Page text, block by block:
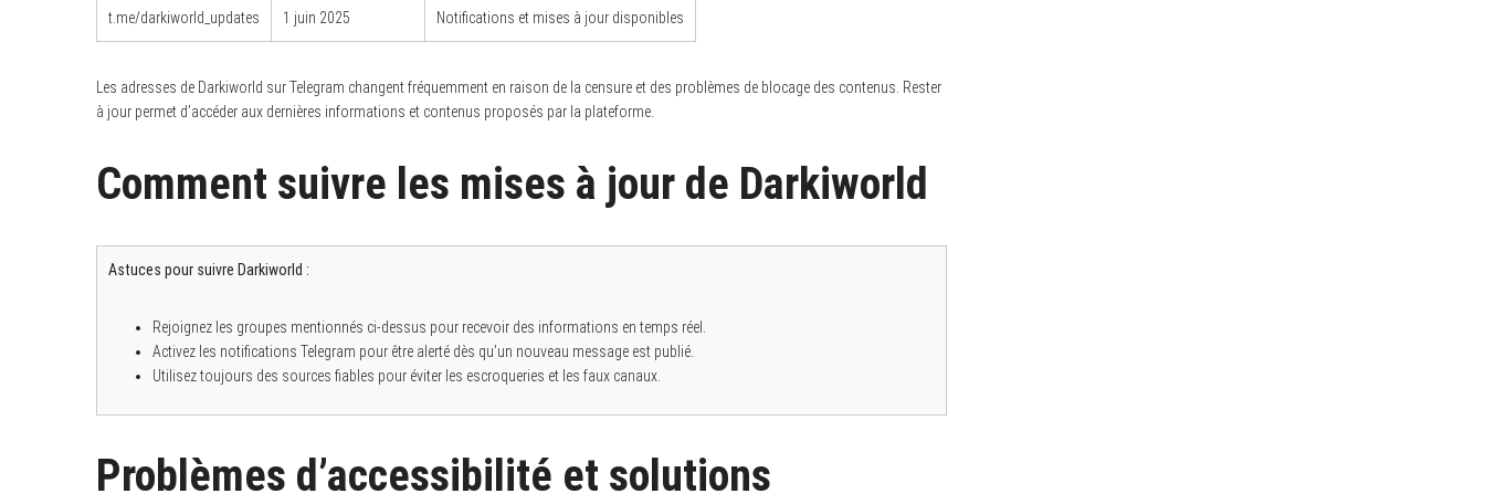
t.me/darkiworld_updates 1 juin 2025 Notifications et mises à jour disponibles
Les adresses de Darkiworld sur Telegram changent fréquemment en raison de la censure et des problèmes de blocage des contenus. Rester
à jour permet d’accéder aux dernières informations et contenus proposés par la plateforme.
Comment suivre les mises à jour de Darkiworld
Astuces pour suivre Darkiworld :
Rejoignez les groupes mentionnés ci-dessus pour recevoir des informations en temps réel.
Activez les notifications Telegram pour être alerté dès qu’un nouveau message est publié.
Utilisez toujours des sources fiables pour éviter les escroqueries et les faux canaux.
Problèmes d’accessibilité et solutions